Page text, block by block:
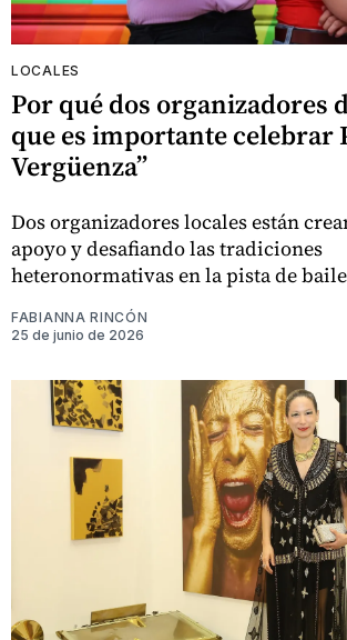
LOCALES
Por qué dos organizadores
que es importante celebrar
Vergüenza”
Dos organizadores locales están
apoyo y desafiando las tradiciones
heteronormativas en la pista de
FABIANNA RINCÓN
25 de junio de 2026